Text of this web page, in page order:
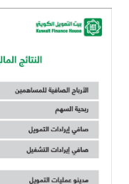
أدوات وخدمات
خدمات ما بعد
اتصل بنا
مواقع الفروع